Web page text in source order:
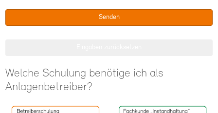
Welche Schulung benötige ich als
Anlagenbetreiber?